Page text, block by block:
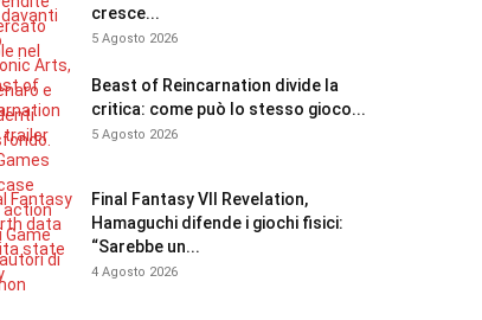
cresce...
5 Agosto 2026
Beast of Reincarnation divide la
critica: come può lo stesso gioco...
5 Agosto 2026
Final Fantasy VII Revelation,
Hamaguchi difende i giochi fisici:
“Sarebbe un...
4 Agosto 2026